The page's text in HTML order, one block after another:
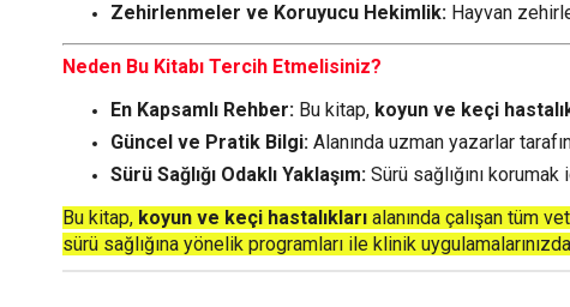
Zehirlenmeler ve Koruyucu Hekimlik: Hayvan
Neden Bu Kitabı Tercih Etmelisiniz?
En Kapsamlı Rehber: Bu kitap, koyun ve keçi
Güncel ve Pratik Bilgi: Alanında uzman yazarlar
Sürü Sağlığı Odaklı Yaklaşım: Sürü sağlığını korumak
Bu kitap, koyun ve keçi hastalıkları alanında çalışan tüm
sürü sağlığına yönelik programları ile klinik